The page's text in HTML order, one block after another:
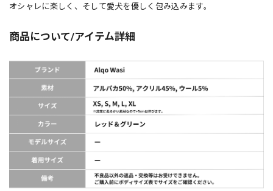
オシャレに楽しく、そして愛犬を優しく包み込みます。
商品について/アイテム詳細